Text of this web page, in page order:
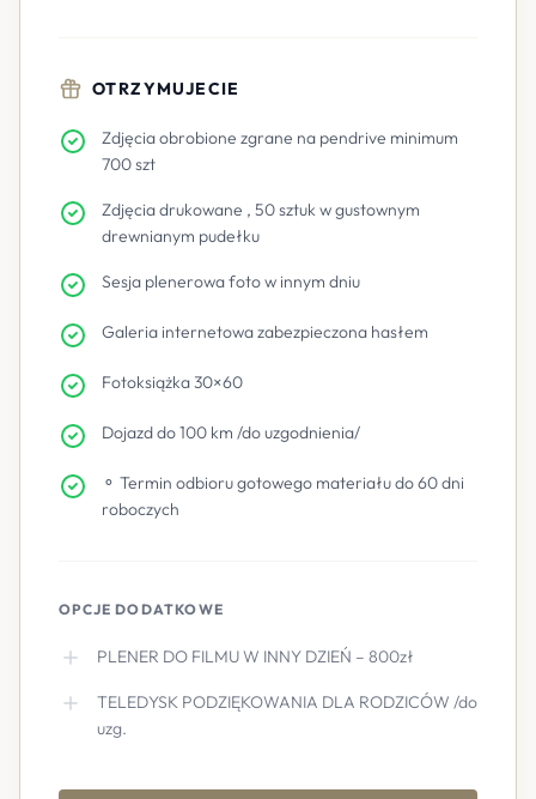
OTRZYMUJECIE
Zdjęcia obrobione zgrane na pendrive minimum
700 szt
Zdjęcia drukowane , 50 sztuk w gustownym
drewnianym pudełku
Sesja plenerowa foto w innym dniu
Galeria internetowa zabezpieczona hasłem
Fotoksiążka 30×60
Dojazd do 100 km /do uzgodnienia/
⚬ Termin odbioru gotowego materiału do 60 dni
roboczych
OPCJE DODATKOWE
PLENER DO FILMU W INNY DZIEŃ – 800zł
TELEDYSK PODZIĘKOWANIA DLA RODZICÓW /do
uzg.